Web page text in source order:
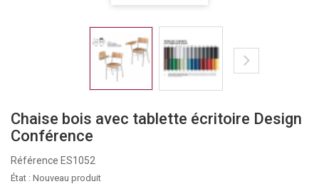
Chaise bois avec tablette écritoire Design
Conférence
Référence ES1052
État : Nouveau produit